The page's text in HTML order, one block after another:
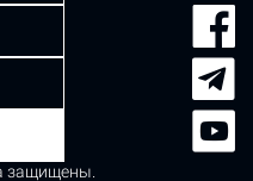
защищены.